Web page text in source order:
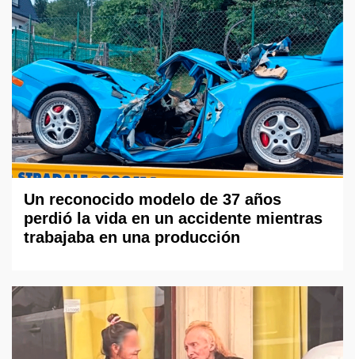
Un reconocido modelo de 37 años
perdió la vida en un accidente mientras
trabajaba en una producción